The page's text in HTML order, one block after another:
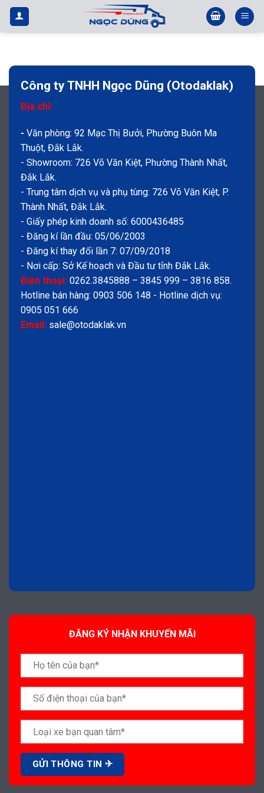
Bỏ
qua
nội
Công ty TNHH Ngọc Dũng (Otodaklak)
Địa chỉ:
- Văn phòng: 92 Mạc Thị Bưởi, Phường Buôn Ma
Thuột, Đắk Lắk.
- Showroom: 726 Võ Văn Kiệt, Phường Thành Nhất,
Đắk Lắk.
- Trung tâm dịch vụ và phụ tùng: 726 Võ Văn Kiệt, P.
Thành Nhất, Đắk Lắk.
- Giấy phép kinh doanh số: 6000436485
- Đăng kí lần đầu: 05/06/2003
- Đăng kí thay đổi lần 7: 07/09/2018
- Nơi cấp: Sở Kế hoạch và Đầu tư tỉnh Đắk Lắk.
Điện thoại: 0262.3845888 – 3845 999 – 3816 858.
Hotline bán hàng: 0903 506 148 - Hotline dịch vụ:
0905 051 666
Email: sale@otodaklak.vn
ĐĂNG KÝ NHẬN KHUYẾN MÃI